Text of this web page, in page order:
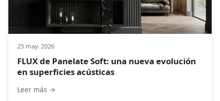
25 may. 2026
FLUX de Panelate Soft: una nueva evolución
en superficies acústicas
Leer más →